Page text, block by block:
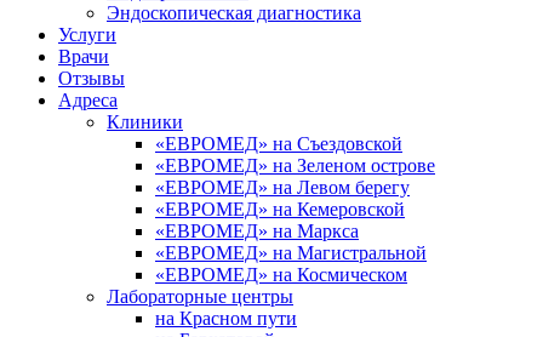
Эндоскопическая диагностика
Услуги
Врачи
Отзывы
Адреса
Клиники
«ЕВРОМЕД» на Съездовской
«ЕВРОМЕД» на Зеленом острове
«ЕВРОМЕД» на Левом берегу
«ЕВРОМЕД» на Кемеровской
«ЕВРОМЕД» на Маркса
«ЕВРОМЕД» на Магистральной
«ЕВРОМЕД» на Космическом
Лабораторные центры
на Красном пути